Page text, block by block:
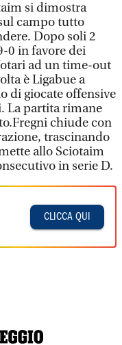
si dimostra
campo tutto
Dopo soli 2
0 in favore dei
ad un time-out
è Ligabue a
di giocate offensive
La partita rimane
chiude con
trascinando
allo Sciotaim
in serie D.
CLICCA QUI